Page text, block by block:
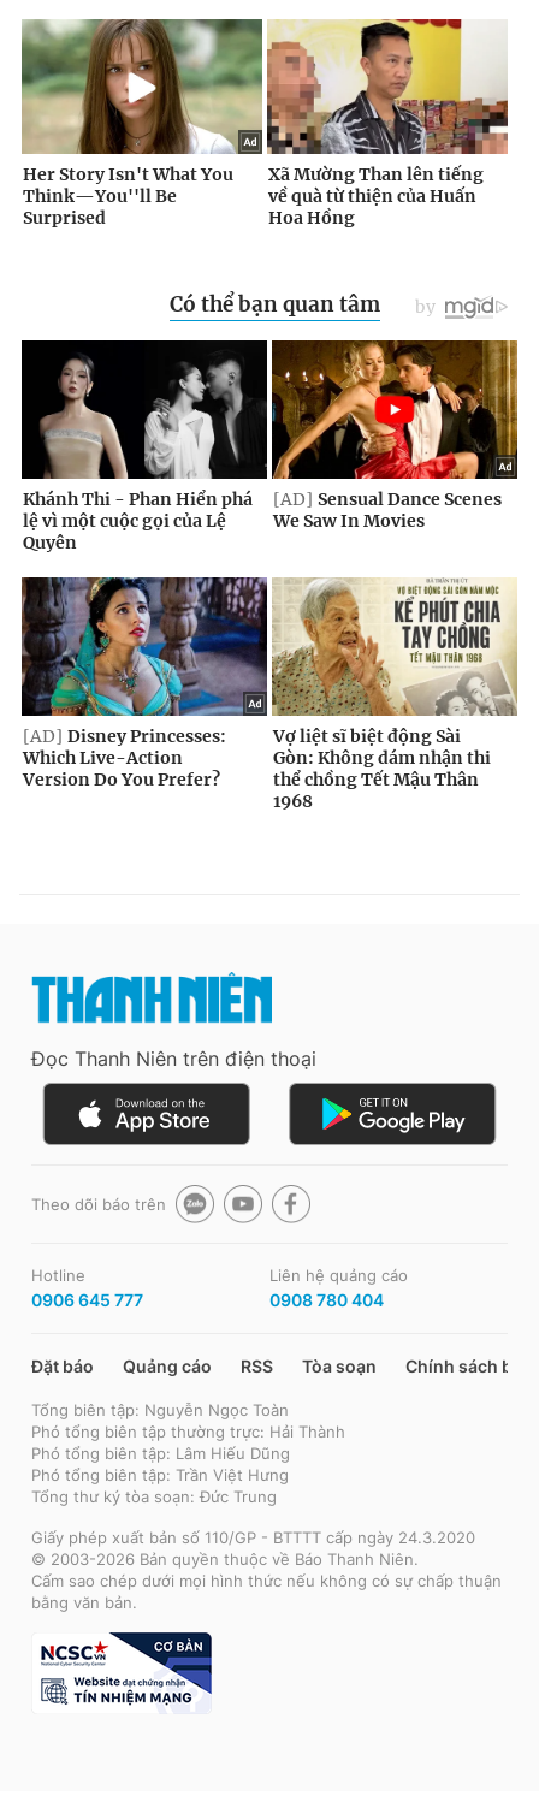
Đọc Thanh Niên trên điện thoại
Theo dõi báo trên
Hotline
0906 645 777
Liên hệ quảng cáo
0908 780 404
Đặt báo Quảng cáo RSS Tòa soạn Chính sách bảo
Tổng biên tập: Nguyễn Ngọc Toàn
Phó tổng biên tập thường trực: Hải Thành
Phó tổng biên tập: Lâm Hiếu Dũng
Phó tổng biên tập: Trần Việt Hưng
Tổng thư ký tòa soạn: Đức Trung
Giấy phép xuất bản số 110/GP - BTTTT cấp ngày 24.3.2020
© 2003-2026 Bản quyền thuộc về Báo Thanh Niên.
Cấm sao chép dưới mọi hình thức nếu không có sự chấp thuận
bằng văn bản.